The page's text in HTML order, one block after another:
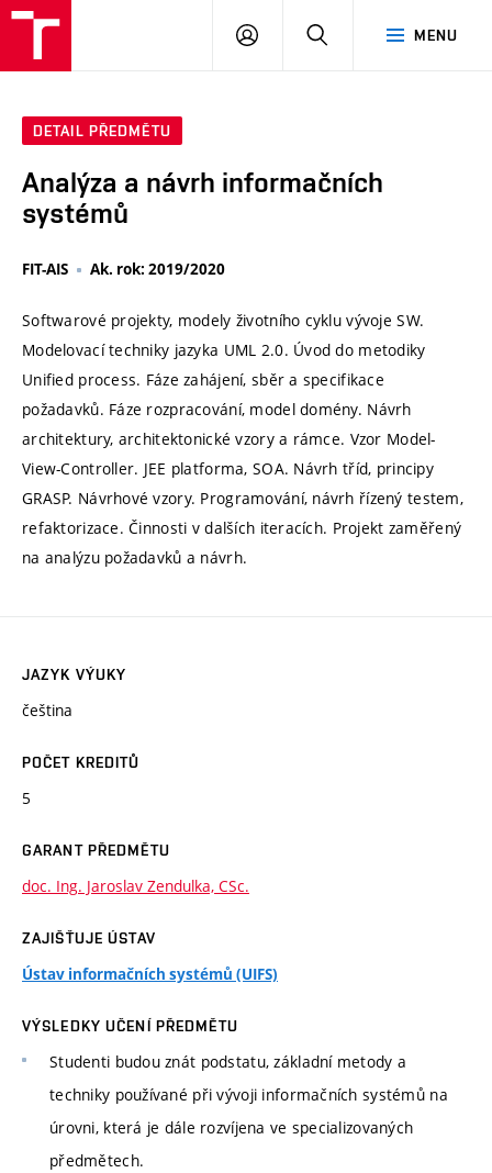
MENU
PŘIHLÁSIT
DETAIL PŘEDMĚTU
Analýza a návrh informačních
systémů
FIT-AIS Ak. rok: 2019/2020
Softwarové projekty, modely životního cyklu vývoje SW.
Modelovací techniky jazyka UML 2.0. Úvod do metodiky
Unified process. Fáze zahájení, sběr a specifikace
požadavků. Fáze rozpracování, model domény. Návrh
architektury, architektonické vzory a rámce. Vzor Model-
View-Controller. JEE platforma, SOA. Návrh tříd, principy
GRASP. Návrhové vzory. Programování, návrh řízený testem,
refaktorizace. Činnosti v dalších iteracích. Projekt zaměřený
na analýzu požadavků a návrh.
JAZYK VÝUKY
čeština
POČET KREDITŮ
5
GARANT PŘEDMĚTU
doc. Ing. Jaroslav Zendulka, CSc.
ZAJIŠŤUJE ÚSTAV
Ústav informačních systémů (UIFS)
VÝSLEDKY UČENÍ PŘEDMĚTU
Studenti budou znát podstatu, základní metody a
techniky používané při vývoji informačních systémů na
úrovni, která je dále rozvíjena ve specializovaných
předmětech.